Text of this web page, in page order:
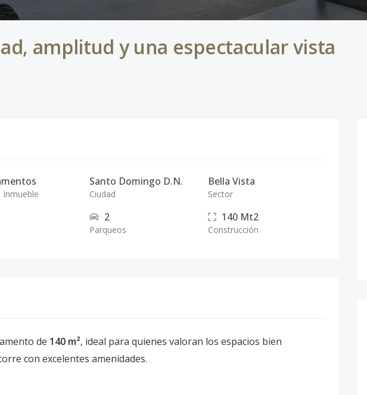
amplitud y una espectacular vista
Inmueble
Santo Domingo D.N.
Ciudad
Bella Vista
Sector
2
Parqueos
140 Mt2
Construcción
de 140 m², ideal para quienes valoran los espacios bien
con excelentes amenidades.